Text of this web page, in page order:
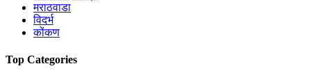
मराठवाडा
विदर्भ
कोंकण
Top Categories